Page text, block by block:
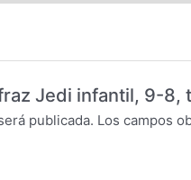
Jedi infantil, 9-8,
publicada. Los campos